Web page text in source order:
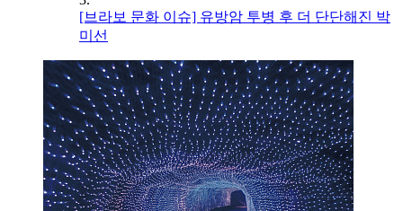
[브라보 문화 이슈] 유방암 투병 후 더 단단해진 박
미선